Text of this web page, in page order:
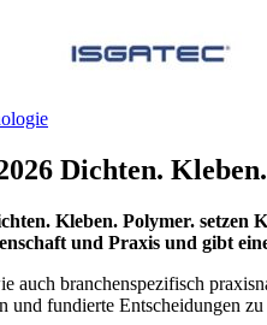
Dichten.
Kleben. Polymer.
und Praxis und gibt
auch branchenspezifisch
und fundierte Entscheidungen